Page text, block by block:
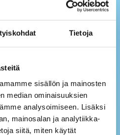
Tietoja
sisällön ja mainosten
median ominaisuuksien
analysoimiseen. Lisäksi
mainosalan ja analytiikka-
siitä, miten käytät